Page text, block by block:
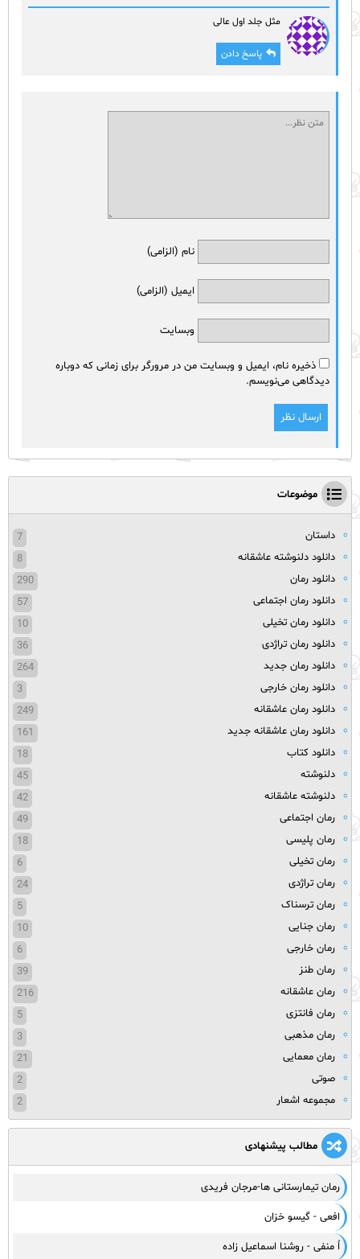
مثل جلد اول عالی
پاسخ دادن
نام (الزامی)
ایمیل (الزامی)
وبسایت
ذخیره نام، ایمیل و وبسایت من در مرورگر برای زمانی که دوباره
دیدگاهی می‌نویسم.
موضوعات
داستان
7
دانلود دلنوشته عاشقانه
8
دانلود رمان
290
دانلود رمان اجتماعی
57
دانلود رمان تخیلی
10
دانلود رمان تراژدی
36
دانلود رمان جدید
264
دانلود رمان خارجی
3
دانلود رمان عاشقانه
249
دانلود رمان عاشقانه جدید
161
دانلود کتاب
18
دلنوشته
45
دلنوشته عاشقانه
42
رمان اجتماعی
49
رمان پلیسی
18
رمان تخیلی
6
رمان تراژدی
24
رمان ترسناک
5
رمان جنایی
10
رمان خارجی
6
رمان طنز
39
رمان عاشقانه
216
رمان فانتزی
5
رمان مذهبی
3
رمان معمایی
21
صوتی
2
مجموعه اشعار
2
مطالب پیشنهادی
رمان تیمارستانی ها-مرجان فریدی
افعی - گیسو خزان
اُ منفی - روشنا اسماعیل زاده